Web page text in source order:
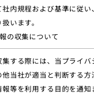
内規程および基準に従
います。
の収集について
する際には、当プライ
当社が適当と判断する
等を利用する目的を通知